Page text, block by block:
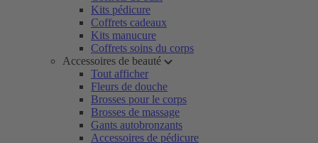
Kits pédicure
Coffrets cadeaux
Kits manucure
Coffrets soins du corps
Accessoires de beauté
Tout afficher
Fleurs de douche
Brosses pour le corps
Brosses de massage
Gants autobronzants
Accessoires de pédicure